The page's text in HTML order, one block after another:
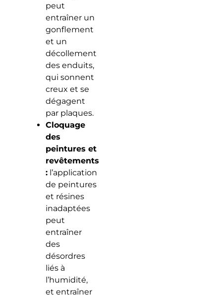
peut
entraîner un
gonflement
et un
décollement
des enduits,
qui sonnent
creux et se
dégagent
par plaques.
Cloquage
des
peintures et
revêtements
:l’application
de peintures
et résines
inadaptées
peut
entraîner
des
désordres
liés à
l’humidité,
et entraîner